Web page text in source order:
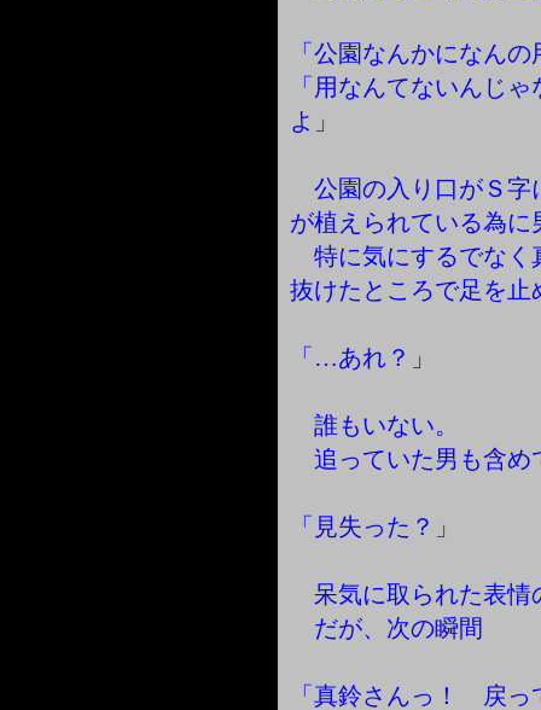
「公園なんかになん
「用なんてないんじ
よ」
公園の入り口がＳ字
が植えられている為
特に気にするでなく
抜けたところで足を止
「…あれ？」
誰もいない。
追っていた男も含め
「見失った？」
呆気に取られた表情
だが、次の瞬間
「真鈴さんっ！ 戻っ